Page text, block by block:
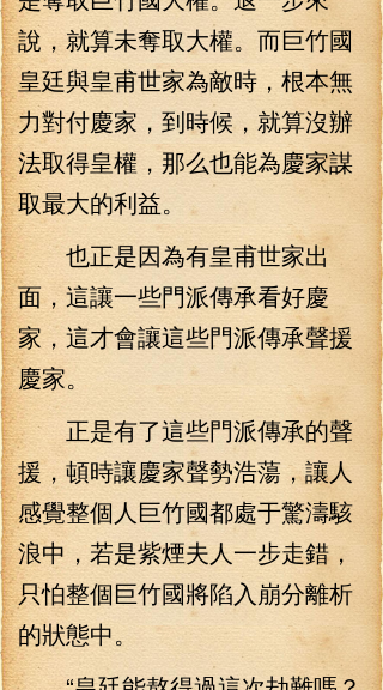
說，就算未奪取大權。而巨竹國
皇廷與皇甫世家為敵時，根本無
力對付慶家，到時候，就算沒辦
法取得皇權，那么也能為慶家謀
取最大的利益。
也正是因為有皇甫世家出
面，這讓一些門派傳承看好慶
家，這才會讓這些門派傳承聲援
慶家。
正是有了這些門派傳承的聲
援，頓時讓慶家聲勢浩蕩，讓人
感覺整個人巨竹國都處于驚濤駭
浪中，若是紫煙夫人一步走錯，
只怕整個巨竹國將陷入崩分離析
的狀態中。